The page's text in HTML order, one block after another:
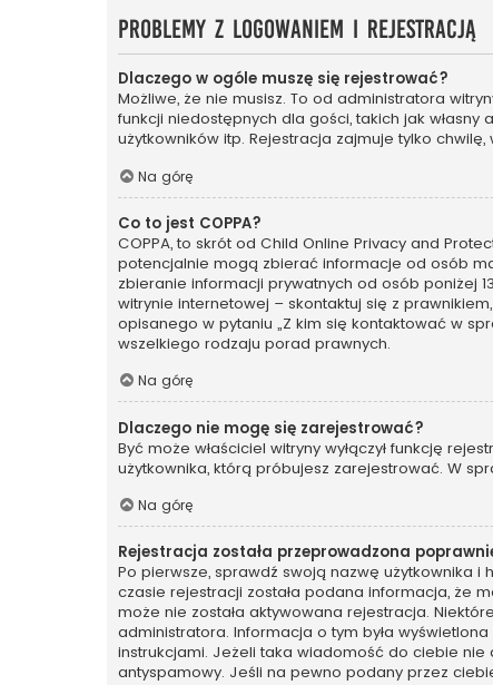
Problemy z logowaniem i rejestracją
Dlaczego w ogóle muszę się rejestrować?
Możliwe, że nie musisz. To od administratora
funkcji niedostępnych dla gości, takich jak
użytkowników itp. Rejestracja zajmuje tylko
Na górę
Co to jest COPPA?
COPPA, to skrót od Child Online Privacy and
potencjalnie mogą zbierać informacje od osób
zbieranie informacji prywatnych od osób poniżej
witrynie internetowej – skontaktuj się z
opisanego w pytaniu „Z kim się kontaktować w
wszelkiego rodzaju porad prawnych.
Na górę
Dlaczego nie mogę się zarejestrować?
Być może właściciel witryny wyłączył funkcję
użytkownika, którą próbujesz zarejestrować. W
Na górę
Rejestracja została przeprowadzona
Po pierwsze, sprawdź swoją nazwę użytkownika i
czasie rejestracji została podana informacja, że
może nie została aktywowana rejestracja.
administratora. Informacja o tym była
instrukcjami. Jeżeli taka wiadomość do ciebie nie
antyspamowy. Jeśli na pewno podany przez